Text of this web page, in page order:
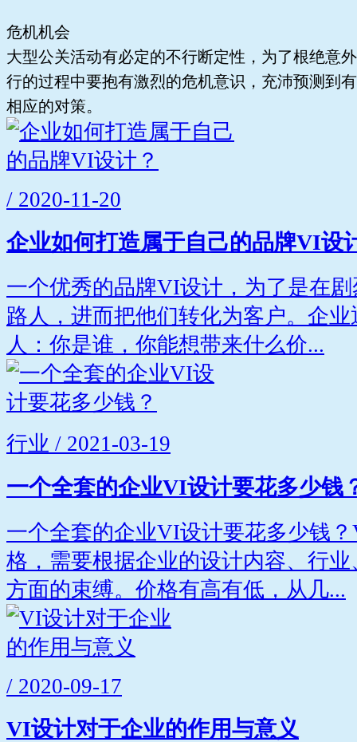
危机机会
大型公关活动有必定的不行断定性，为了根绝意
行的过程中要抱有激烈的危机意识，充沛预测到
相应的对策。
/ 2020-11-20
企业如何打造属于自己的品牌VI设
一个优秀的品牌VI设计，为了是在
路人，进而把他们转化为客户。企
人：你是谁，你能想带来什么价...
行业 / 2021-03-19
一个全套的企业VI设计要花多少钱
一个全套的企业VI设计要花多少钱
格，需要根据企业的设计内容、行
方面的束缚。价格有高有低，从几...
/ 2020-09-17
VI设计对于企业的作用与意义